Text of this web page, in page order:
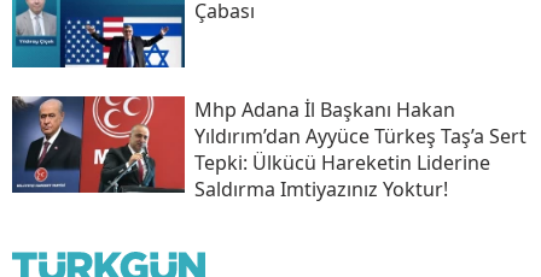
Çabası
Mhp Adana İl Başkanı Hakan
Yıldırım’dan Ayyüce Türkeş Taş’a Sert
Tepki: Ülkücü Hareketin Liderine
Saldırma Imtiyazınız Yoktur!